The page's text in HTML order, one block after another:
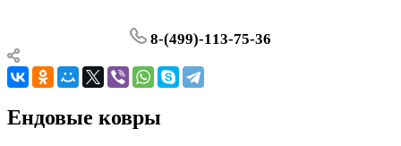
8-(499)-113-75-36
Ендовые ковры